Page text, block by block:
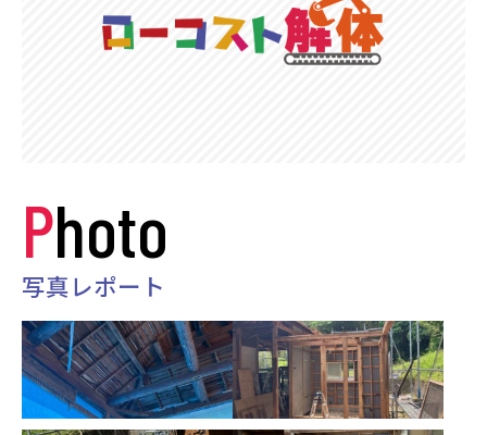
Photo
写真レポート